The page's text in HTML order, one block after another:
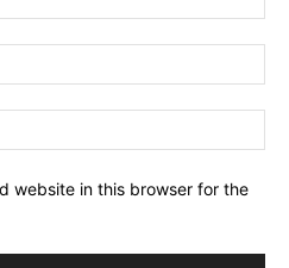
website in this browser for the